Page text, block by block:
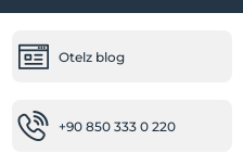
Otelz blog
+90 850 333 0 220